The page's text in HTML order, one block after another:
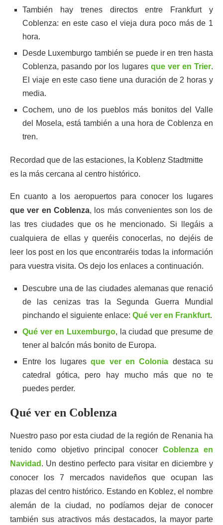
También hay trenes directos entre Frankfurt y
Coblenza: en este caso el vieja dura poco más de 1
hora.
Desde Luxemburgo también se puede ir en tren hasta
Coblenza, pasando por los lugares que ver en Trier.
El viaje en este caso tiene una duración de 2 horas y
media.
Cochem, uno de los pueblos más bonitos del Valle
del Mosela, está también a una hora de Coblenza en
tren.
Recordad que de las estaciones, la Koblenz Stadtmitte
es la más cercana al centro histórico.
En cuanto a los aeropuertos para conocer los lugares
que ver en Coblenza, los más convenientes son los de
las tres ciudades que os he mencionado. Si llegáis a
cualquiera de ellas y queréis conocerlas, no dejéis de
leer los post en los que encontraréis todas la información
para vuestra visita. Os dejo los enlaces a continuación.
Descubre una de las ciudades alemanas que renació
de las cenizas tras la Segunda Guerra Mundial
pinchando el siguiente enlace: Qué ver en Frankfurt.
Qué ver en Luxemburgo, la ciudad que presume de
tener al balcón más bonito de Europa.
Entre los lugares que ver en Colonia destaca su
catedral gótica, pero hay mucho más que no te
puedes perder.
Qué ver en Coblenza
Nuestro paso por esta ciudad de la región de Renania ha
tenido como objetivo principal conocer Coblenza en
Navidad . Un destino perfecto para visitar en diciembre y
conocer los 7 mercados navideños que ocupan las
plazas del centro histórico. Estando en Koblez, el nombre
alemán de la ciudad, no podíamos dejar de conocer
también sus atractivos más destacados, la mayor parte